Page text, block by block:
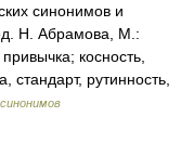
синонимов и
Н. Абрамова, М.:
косность,
стандарт, рутинность,